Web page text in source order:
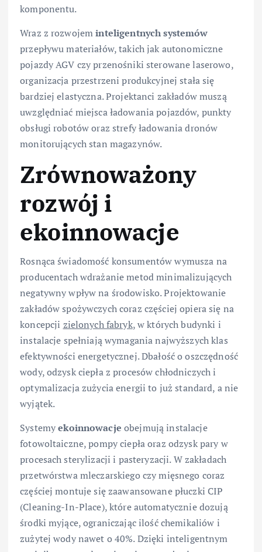
komponentu.
Wraz z rozwojeminteligentnych systemów
przepływu materiałów, takich jak autonomiczne
pojazdy AGV czy przenośniki sterowane laserowo,
organizacja przestrzeni produkcyjnej stała się
bardziej elastyczna. Projektanci zakładów muszą
uwzględniać miejsca ładowania pojazdów, punkty
obsługi robotów oraz strefy ładowania dronów
monitorujących stan magazynów.
Zrównoważony
rozwój i
ekoinnowacje
Rosnąca świadomość konsumentów wymusza na
producentach wdrażanie metod minimalizujących
negatywny wpływ na środowisko. Projektowanie
zakładów spożywczych coraz częściej opiera się na
koncepcji zielonych fabryk, w których budynki i
instalacje spełniają wymagania najwyższych klas
efektywności energetycznej. Dbałość o oszczędność
wody, odzysk ciepła z procesów chłodniczych i
optymalizacja zużycia energii to już standard, a nie
wyjątek.
Systemyekoinnowacje obejmują instalacje
fotowoltaiczne, pompy ciepła oraz odzysk pary w
procesach sterylizacji i pasteryzacji. W zakładach
przetwórstwa mleczarskiego czy mięsnego coraz
częściej montuje się zaawansowane płuczki CIP
(Cleaning-In-Place), które automatycznie dozują
środki myjące, ograniczając ilość chemikaliów i
zużytej wody nawet o 40%. Dzięki inteligentnym